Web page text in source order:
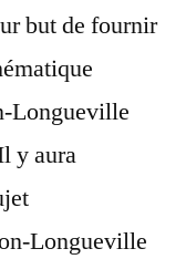
but de fournir
Longueville
y aura
Longueville